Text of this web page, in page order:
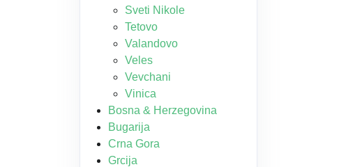
Sveti Nikole
Tetovo
Valandovo
Veles
Vevchani
Vinica
Bosna & Herzegovina
Bugarija
Crna Gora
Grcija